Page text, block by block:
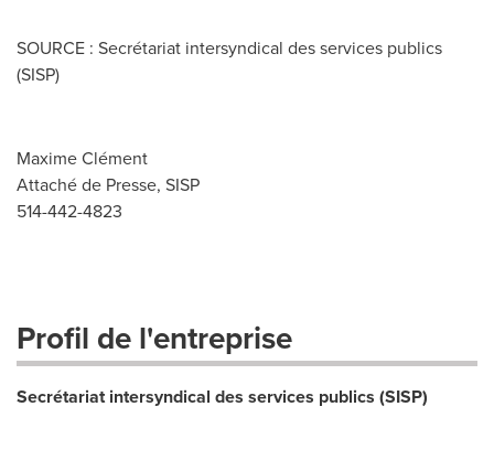
SOURCE : Secrétariat intersyndical des services publics
(SISP)
Maxime Clément
Attaché de Presse, SISP
514-442-4823
Profil de l'entreprise
Secrétariat intersyndical des services publics (SISP)